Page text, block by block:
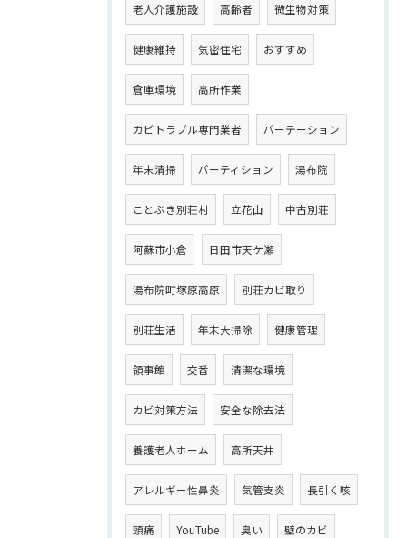
老人介護施設 高齢者 微生物対策
健康維持 気密住宅 おすすめ
倉庫環境 高所作業
カビトラブル専門業者 パーテーション
年末清掃 パーティション 湯布院
ことぶき別荘村 立花山 中古別荘
阿蘇市小倉 日田市天ケ瀬
湯布院町塚原高原 別荘カビ取り
別荘生活 年末大掃除 健康管理
領事館 交番 清潔な環境
カビ対策方法 安全な除去法
養護老人ホーム 高所天井
アレルギー性鼻炎 気管支炎 長引く咳
頭痛 YouTube 臭い 壁のカビ